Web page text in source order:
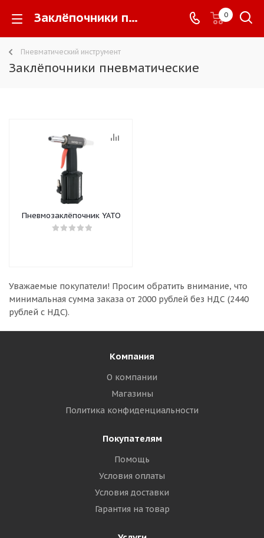
Заклёпочники пневматические - 0
Пневматический инструмент
Заклёпочники пневматические
Пневмозаклёпочник YATO
Уважаемые покупатели! Просим обратить внимание, что
минимальная сумма заказа от 2000 рублей без НДС (2440
рублей с НДС).
Компания
О компании
Магазины
Политика конфиденциальности
Покупателям
Помощь
Условия оплаты
Условия доставки
Гарантия на товар